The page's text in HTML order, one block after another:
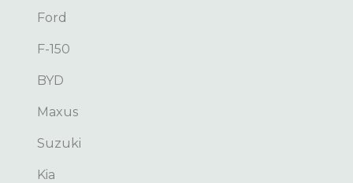
Ford
F-150
BYD
Maxus
Suzuki
Kia